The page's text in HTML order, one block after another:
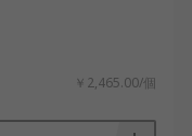
￥2,465.00/個